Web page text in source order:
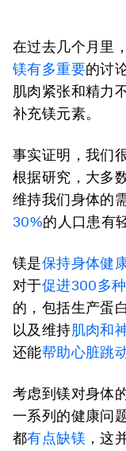
在过去几个月里
镁有多重要的讨
肌肉紧张和精力
补充镁元素。
事实证明，我们
根据研究，大多
维持我们身体的
30%的人口患有
镁是保持身体健
对于促进300多
的，包括生产蛋
以及维持肌肉和
还能帮助心脏跳
考虑到镁对身体
一系列的健康问
都有点缺镁 ，这